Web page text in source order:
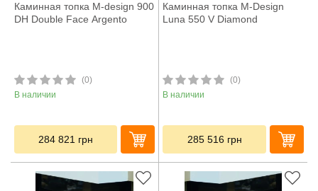
Каминная топка M-design 900
DH Double Face Argento
(0)
В наличии
284 821 грн
Каминная топка M-Design
Luna 550 V Diamond
(0)
В наличии
285 516 грн